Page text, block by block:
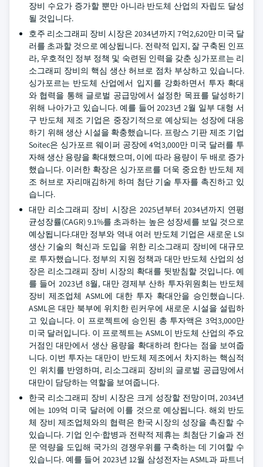
장비 수요가 증가할 뿐만 아니라 반도체 산업의 자립도 달성
될 것입니다.
호주 리소그래피 장비 시장은 2034년까지 7억2,620만 미국 달
러를 초과할 것으로 예상됩니다. 전략적 입지, 잘 구축된 인프
라, 우호적인 정부 정책 및 숙련된 인력을 갖춘 싱가포르는 리
소그래피 장비의 핵심 생산 허브로 점차 부상하고 있습니다.
싱가포르는 반도체 산업에서 입지를 강화하면서 투자 확대
와 협력을 통해 글로벌 공급망에서 설정한 목표를 달성하기
위해 나아가고 있습니다. 예를 들어 2023년 2월 일부 대형 서
구 반도체 제조 기업은 중장기적으로 예상되는 성장에 대응
하기 위해 생산 시설을 확충했습니다. 프랑스 기판 제조 기업
Soitec은 싱가포르 웨이퍼 공장에 4억3,000만 미국 달러를 투
자해 생산 용량을 확대했으며, 이에 따라 용량이 두 배로 증가
했습니다. 이러한 확장은 싱가포르를 더욱 중요한 반도체 제
조 허브로 자리매김하게 하며 첨단 기술 투자를 촉진하고 있
습니다.
대만 리소그래피 장비 시장은 2025년부터 2034년까지 연평
균성장률(CAGR) 9.1%를 초과하는 높은 성장세를 보일 것으로
예상됩니다.대만 정부와 역내 여러 반도체 기업은 새로운 LSI
생산 기술의 혁신과 도입을 위한 리소그래피 장비에 대규모
로 투자했습니다. 정부의 지원 정책과 대만 반도체 산업의 성
장은 리소그래피 장비 시장의 확대를 뒷받침할 것입니다. 예
를 들어 2023년 8월, 대만 경제부 산하 투자위원회는 반도체
장비 제조업체 ASML에 대한 투자 확대안을 승인했습니다.
ASML은 대만 북부에 위치한 린커우에 새로운 시설을 설립하
고 있습니다. 이 프로젝트에 승인된 총 투자액은 3억3,000만
미국 달러입니다. 이 프로젝트는 ASML이 반도체 산업의 주요
거점인 대만에서 생산 용량을 확대하려 한다는 점을 보여줍
니다. 이번 투자는 대만이 반도체 제조에서 차지하는 핵심적
인 위치를 반영하며, 리소그래피 장비의 글로벌 공급망에서
대만이 담당하는 역할을 보여줍니다.
한국 리소그래피 장비 시장은 크게 성장할 전망이며, 2034년
에는 109억 미국 달러에 이를 것으로 예상됩니다. 해외 반도
체 장비 제조업체와의 협력은 한국 시장의 성장을 촉진할 수
있습니다. 기업 인수·합병과 전략적 제휴는 최첨단 기술과 전
문 역량을 도입해 국가의 경쟁우위를 구축하는 데 기여할 수
있습니다. 예를 들어 2023년 12월 삼성전자는 ASML과 파트너